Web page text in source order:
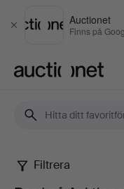
Stäng
Auctionet
Finns på
BordFiltrera